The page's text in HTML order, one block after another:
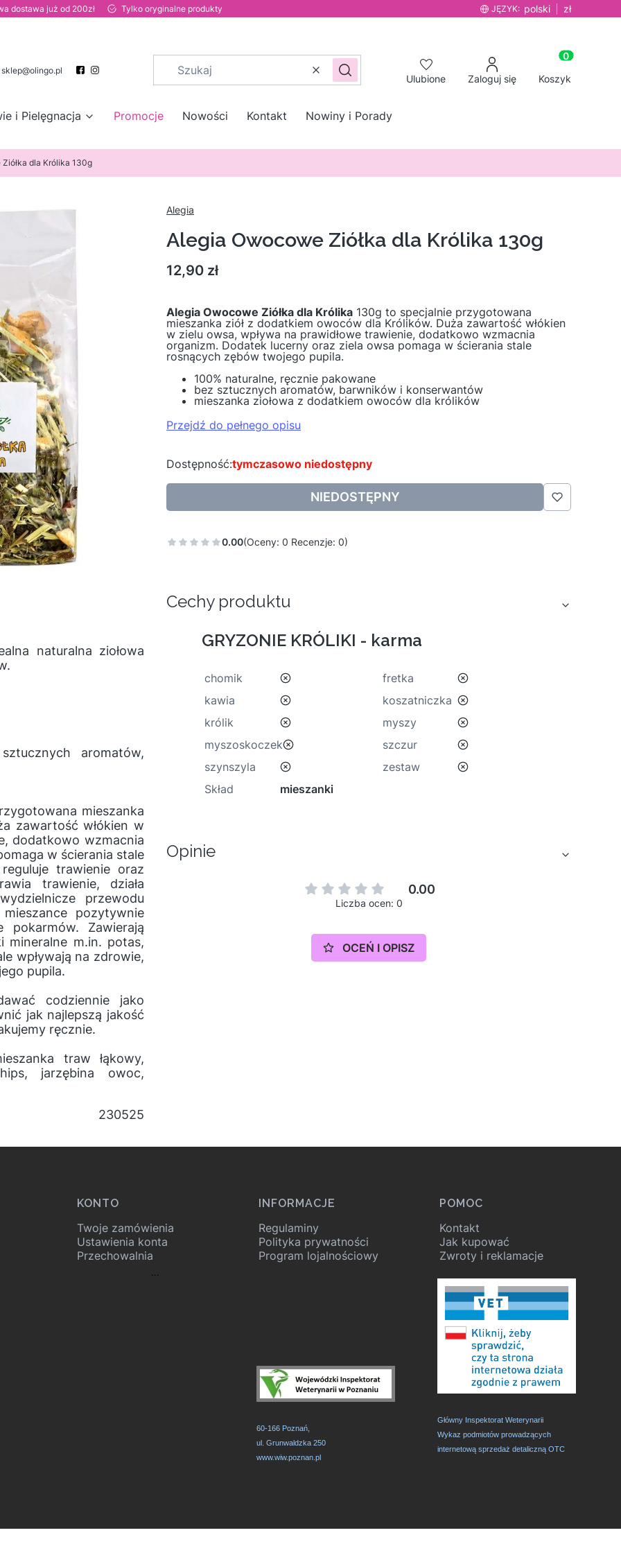
dostawa już od 200zł Tylko oryginalne produkty JĘZYK: polski zł
sklep@olingo.pl WyczyśćSzukaj Ulubione Zaloguj się
Produkty w
Koszyk
i Pielęgnacja Promocje Nowości Kontakt Nowiny i Porady
dla Królika 130g
Alegia
Alegia Owocowe Ziółka dla Królika 130g
Cena
12,90 zł
Alegia Owocowe Ziółka dla Królika 130g to specjalnie przygotowana
mieszanka ziół z dodatkiem owoców dla Królików. Duża zawartość włókien
w zielu owsa, wpływa na prawidłowe trawienie, dodatkowo wzmacnia
organizm. Dodatek lucerny oraz ziela owsa pomaga w ścierania stale
rosnących zębów twojego pupila.
100% naturalne, ręcznie pakowane
bez sztucznych aromatów, barwników i konserwantów
mieszanka ziołowa z dodatkiem owoców dla królików
Przejdź do pełnego opisu
Dostępność:tymczasowo niedostępny
NIEDOSTĘPNY
0.00(Oceny: 0 Recenzje: 0)
naturalna ziołowa
aromatów,
mieszanka
zawartość włókien w
dodatkowo wzmacnia
w ścierania stale
trawienie oraz
trawienie, działa
przewodu
pozytywnie
pokarmów. Zawierają
mineralne m.in. potas,
wpływają na zdrowie,
pupila.
codziennie jako
jak najlepszą jakość
ręcznie.
traw łąkowy,
jarzębina owoc,
230525
Cechy produktu
GRYZONIE KRÓLIKI - karma
chomik nie fretka
nie
kawia
nie koszatniczka nie
królik
nie myszy
nie
myszoskoczeknie szczur
nie
szynszyla
nie zestaw
nie
Skład
mieszanki
Opinie
0.00
Liczba ocen: 0
OCEŃ I OPISZ
KONTO
Twoje zamówienia
Ustawienia konta
Przechowalnia
INFORMACJE
Regulaminy
Polityka prywatności
Program lojalnościowy
POMOC
Kontakt
Jak kupować
Zwroty i reklamacje
60-166 Poznań,
ul. Grunwaldzka 250
www.wiw.poznan.pl
Główny Inspektorat Weterynarii
Wykaz podmiotów prowadzących
internetową sprzedaż detaliczną OTC